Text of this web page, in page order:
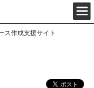
ス作成支援サイト